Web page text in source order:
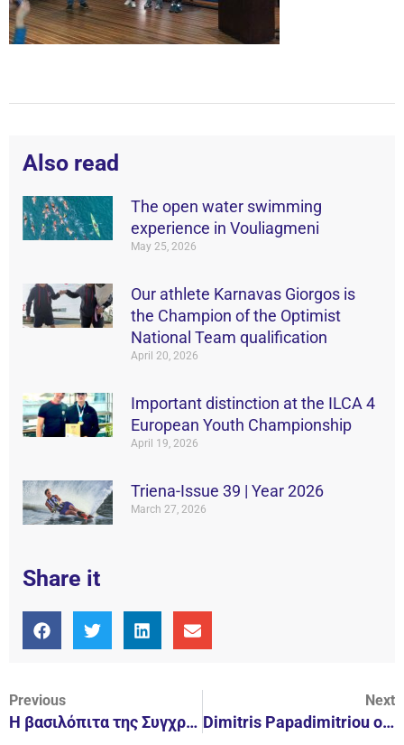
Also read
The open water swimming
experience in Vouliagmeni
May 25, 2026
Our athlete Karnavas Giorgos is
the Champion of the Optimist
National Team qualification
April 20, 2026
Important distinction at the ILCA 4
European Youth Championship
April 19, 2026
Triena-Issue 39 | Year 2026
March 27, 2026
Share it
Previous
Η βασιλόπιτα της Συγχρονισμένης κολύμβησης
Next
Dimitris Papadimitriou on the ”Night of the Firsts”